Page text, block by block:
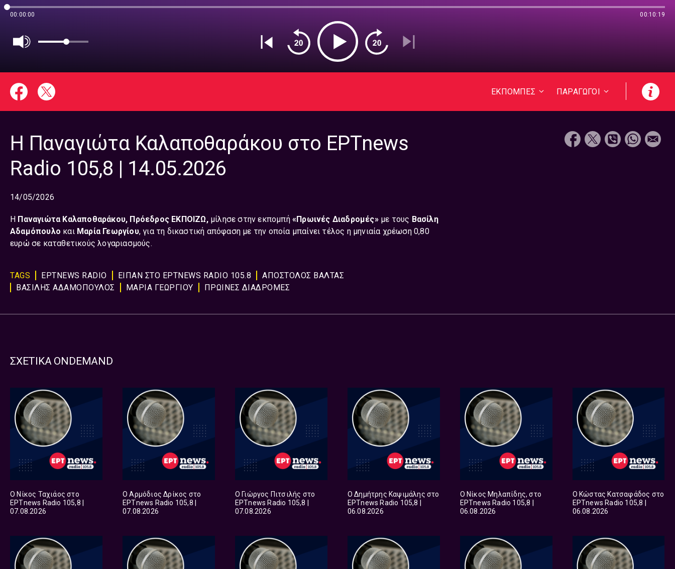
00:00:00 00:10:19
ΕΚΠΟΜΠΕΣ ΠΑΡΑΓΩΓΟΙ
Η Παναγιώτα Καλαποθαράκου στο ΕΡΤnews
Radio 105,8 | 14.05.2026
14/05/2026
Η Παναγιώτα Καλαποθαράκου, Πρόεδρος ΕΚΠΟΙΖΩ,μίλησε στην εκπομπή«Πρωινές Διαδρομές»με τους Βασίλη
Αδαμόπουλο και Μαρία Γεωργίου, για τη δικαστική απόφαση με την οποία μπαίνει τέλος η μηνιαία χρέωση 0,80
ευρώ σε καταθετικούς λογαριασμούς.
TAGS ΕΡΤNEWS RADIO ΕΊΠΑΝ ΣΤΟ ΕΡΤNEWS RADIO 105.8
ΑΠΟΣΤΟΛΟΣ ΒΑΛΤΑΣ
ΒΑΣΙΛΗΣ ΑΔΑΜΟΠΟΥΛΟΣ
ΜΑΡΙΑ ΓΕΩΡΓΙΟΥ ΠΡΩΙΝΕΣ ΔΙΑΔΡΟΜΕΣ
ΣΧΕΤΙΚΑ ONDEMAND
Ο Νίκος Ταχιάος στο
ΕΡΤnews Radio 105,8 |
07.08.2026
Ο Αρμόδιος Δρίκος στο
ΕΡΤnews Radio 105,8 |
07.08.2026
Ο Γιώργος Πιτσιλής στο
ΕΡΤnews Radio 105,8 |
07.08.2026
Ο Δημήτρης Καψιμάλης στο
ΕΡΤnews Radio 105,8 |
06.08.2026
Ο Νίκος Μηλαπίδης, στο
ΕΡΤnews Radio 105,8 |
06.08.2026
Ο Κώστας Κατσαφάδος στο
ΕΡΤnews Radio 105,8 |
06.08.2026